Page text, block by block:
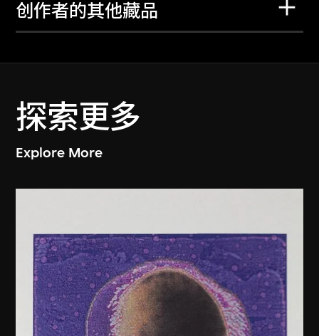
创作者的其他藏品
探索更多
Explore More